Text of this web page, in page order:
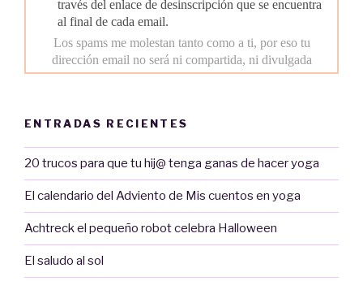
ENTRADAS RECIENTES
20 trucos para que tu hij@ tenga ganas de hacer yoga
El calendario del Adviento de Mis cuentos en yoga
Achtreck el pequeño robot celebra Halloween
El saludo al sol